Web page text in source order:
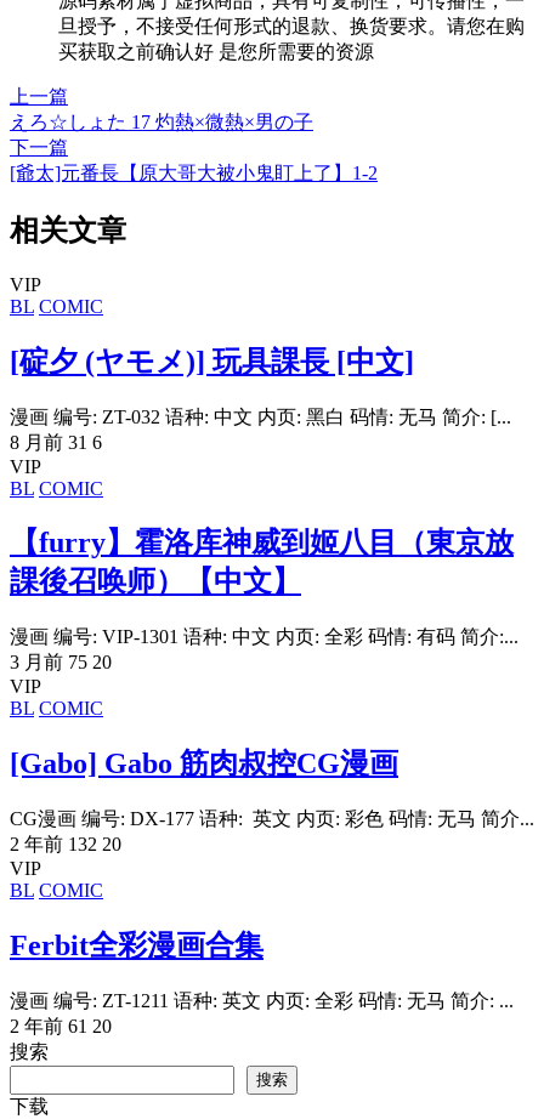
旦授予，不接受任何形式的退款、换货要求。请您在购
买获取之前确认好 是您所需要的资源
上一篇
えろ☆しょた 17 灼熱×微熱×男の子
下一篇
[爺太]元番長【原大哥大被小鬼盯上了】1-2
相关文章
VIP
BL COMIC
[碇夕 (ヤモメ)] 玩具課長 [中文]
漫画 编号: ZT-032 语种: 中文 内页: 黑白 码情: 无马 简介: [...
8 月前 31 6
VIP
BL COMIC
【furry】霍洛库神威到姬八目（東京放
課後召唤师）【中文】
漫画 编号: VIP-1301 语种: 中文 内页: 全彩 码情: 有码 简介:...
3 月前 75 20
VIP
BL COMIC
[Gabo] Gabo 筋肉叔控CG漫画
CG漫画 编号: DX-177 语种: 英文 内页: 彩色 码情: 无马 简介...
2 年前 132 20
VIP
BL COMIC
Ferbit全彩漫画合集
漫画 编号: ZT-1211 语种: 英文 内页: 全彩 码情: 无马 简介: ...
2 年前 61 20
搜索
搜索
下载